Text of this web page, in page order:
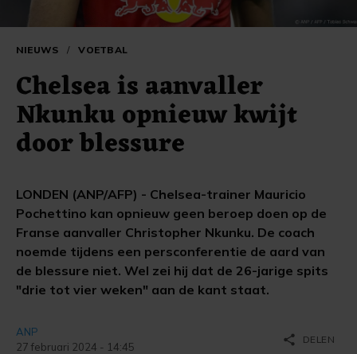
NIEUWS / VOETBAL
Chelsea is aanvaller
Nkunku opnieuw kwijt
door blessure
LONDEN (ANP/AFP) - Chelsea-trainer Mauricio
Pochettino kan opnieuw geen beroep doen op de
Franse aanvaller Christopher Nkunku. De coach
noemde tijdens een persconferentie de aard van
de blessure niet. Wel zei hij dat de 26-jarige spits
"drie tot vier weken" aan de kant staat.
ANP
27 februari 2024 - 14:45
share DELEN